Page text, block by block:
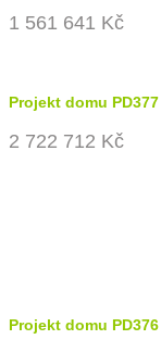
1 561 641 Kč
Projekt domu PD377
2 722 712 Kč
Projekt domu PD376